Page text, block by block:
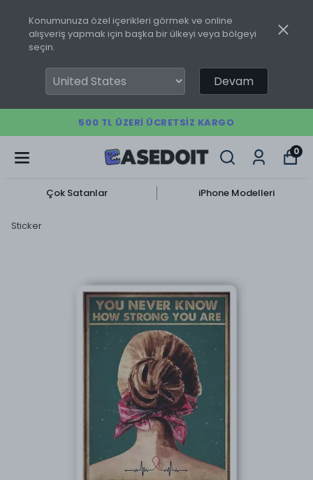
Konumunuza özel içerikleri görmek ve online
alışveriş yapmak için başka bir ülkeyi veya bölgeyi
seçin.
Devam
500 TL ÜZERI ÜCRETSIZ KARGO
0
Çok Satanlar iPhone Modelleri
Sticker